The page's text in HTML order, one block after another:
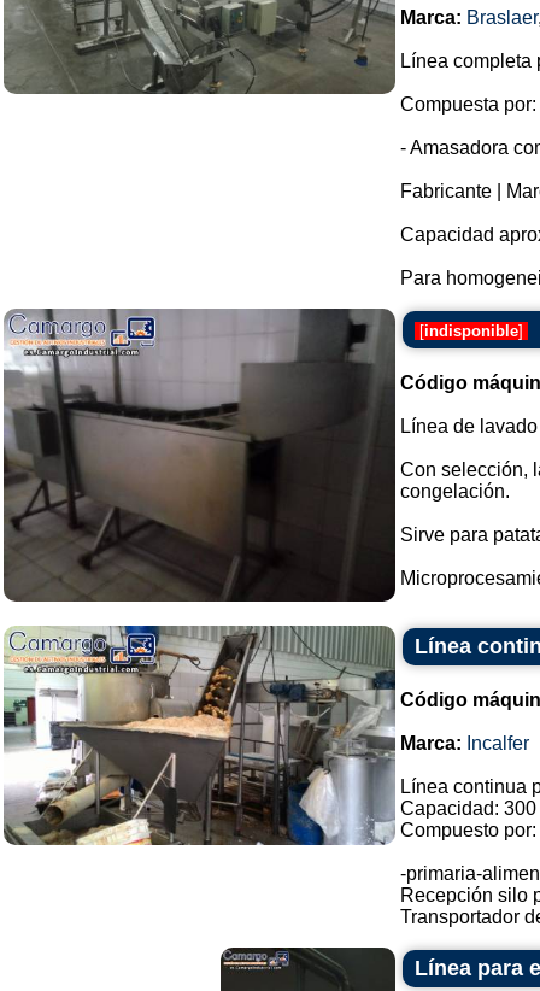
Marca: Braslaer
Línea completa
Compuesta por:
- Amasadora
Fabricante |
Capacidad
Para
[indisponible]
Código
Línea de
Con selección,
congelación.
Sirve para
Línea
Código
Marca: Incalfer
Línea continua
Capacidad:
Compuesto por:
-primaria-
Recepción silo
Transportador
Línea para